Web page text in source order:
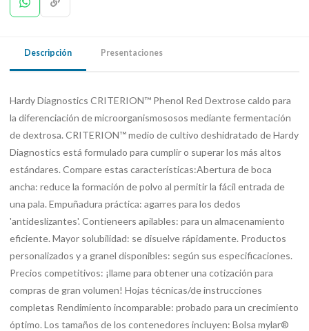
Descripción Presentaciones
Hardy Diagnostics CRITERION™ Phenol Red Dextrose caldo para
la diferenciación de microorganismososos mediante fermentación
de dextrosa. CRITERION™ medio de cultivo deshidratado de Hardy
Diagnostics está formulado para cumplir o superar los más altos
estándares. Compare estas características:Abertura de boca
ancha: reduce la formación de polvo al permitir la fácil entrada de
una pala. Empuñadura práctica: agarres para los dedos
'antideslizantes'. Contieneers apilables: para un almacenamiento
eficiente. Mayor solubilidad: se disuelve rápidamente. Productos
personalizados y a granel disponibles: según sus especificaciones.
Precios competitivos: ¡llame para obtener una cotización para
compras de gran volumen! Hojas técnicas/de instrucciones
completas Rendimiento incomparable: probado para un crecimiento
óptimo. Los tamaños de los contenedores incluyen: Bolsa mylar®